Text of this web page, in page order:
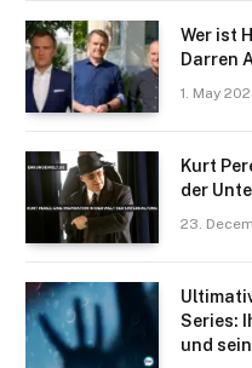
Wer ist
Darren
1. May
Kurt
der
23.
Series:
und